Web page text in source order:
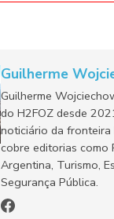
Guilherme
Guilherme
do H2FOZ desde
noticiário da fronteira
cobre editorias como
Argentina, Turismo,
Segurança Pública.